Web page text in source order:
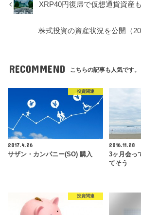
XRP40円復帰で仮想通貨資産
株式投資の資産状況を公開（
RECOMMEND こちらの記事も人気です。
投資関連
2017.4.26
サザン・カンパニー(SO) 購入
2016.11.28
3ヶ月会っ
てそう
投資関連